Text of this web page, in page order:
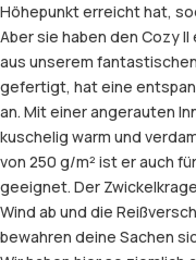
Höhepunkt erreicht hat,
Aber sie haben den Cozy
aus unserem
gefertigt, hat eine
an. Mit einer angerauten
kuschelig warm und
von 250 g/m² ist er auch
geeignet. Der
Wind ab und die
bewahren deine Sachen